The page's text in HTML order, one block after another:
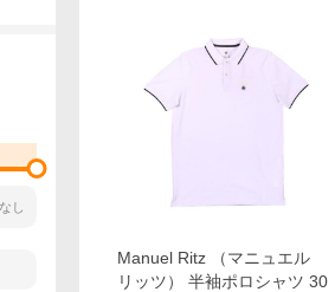
Manuel Ritz （マニュエル
リッツ） 半袖ポロシャツ 30